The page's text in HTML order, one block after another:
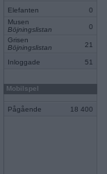
Elefanten
0
Musen
Böjningslistan
0
Grisen
Böjningslistan
21
Inloggade 51
Mobilspel
Pågående 18 400